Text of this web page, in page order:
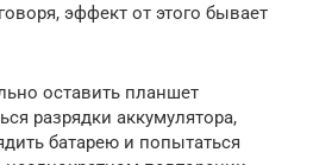
эффект от этого бывает
оставить планшет
разрядки аккумулятора,
батарею и попытаться